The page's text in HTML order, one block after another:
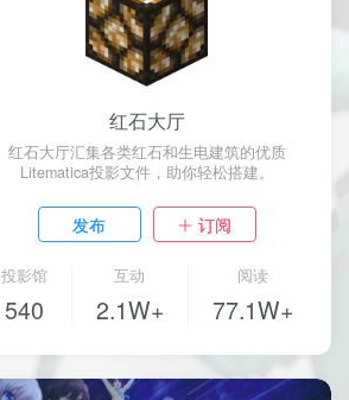
红石大厅
红石大厅汇集各类红石和生电建筑的优质
Litematica投影文件，助你轻松搭建。
发布 订阅
投影馆
540
互动
2.1W+
阅读
77.1W+